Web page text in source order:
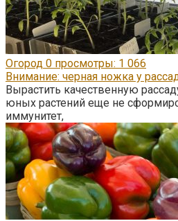
Огород 0 просмотры: 1 066
Внимание: черная ножка у
Вырастить качественную
юных растений еще не
иммунитет,